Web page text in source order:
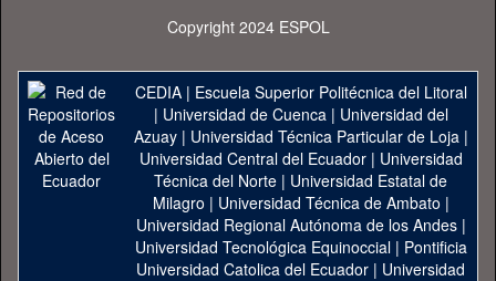
Copyright 2024 ESPOL
CEDIA| Escuela Superior Politécnica del Litoral
| Universidad de Cuenca| Universidad del
Azuay| Universidad Técnica Particular de Loja|
Universidad Central del Ecuador| Universidad
Técnica del Norte | Universidad Estatal de
Milagro | Universidad Técnica de Ambato |
Universidad Regional Autónoma de los Andes|
Universidad Tecnológica Equinoccial| Pontificia
Universidad Catolica del Ecuador | Universidad